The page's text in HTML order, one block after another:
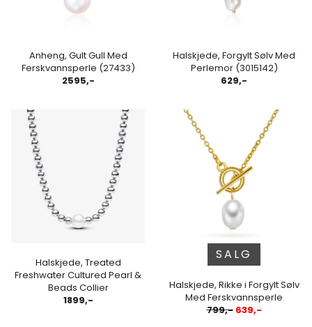
Anheng, Gult Gull Med
Ferskvannsperle (27433)
2595,-
Halskjede, Forgylt Sølv Med
Perlemor (3015142)
629,-
Halskjede, Treated
Freshwater Cultured Pearl &
Beads Collier
1899,-
SALG
Halskjede, Rikke i Forgylt Sølv
Med Ferskvannsperle
799,-639,-